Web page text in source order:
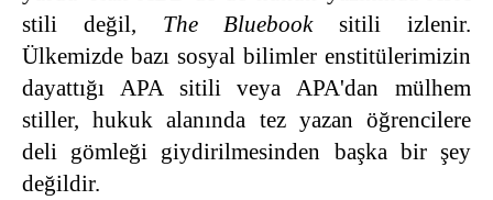
stili değil, The Bluebooksitili izlenir.
Ülkemizde bazı sosyal bilimler enstitülerimizin
dayattığı APA sitili veya APA'dan mülhem
stiller, hukuk alanında tez yazan öğrencilere
deli gömleği giydirilmesinden başka bir şey
değildir.